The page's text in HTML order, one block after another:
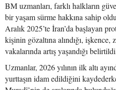
BM uzmanları, farklı halkların
bir yaşam sürme hakkına sahip
Aralık 2025’te İran’da başlayan
kişinin gözaltına alındığı,
vakalarında artış yaşandığı
Uzmanlar, 2026 yılının ilk altı
yurttaşın idam edildiğini